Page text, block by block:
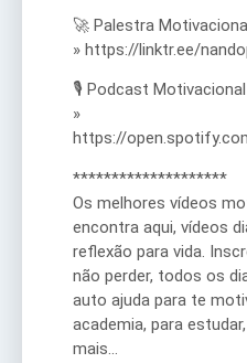
🚀 Palestra
» https://linktr.ee/
🎙️ Podcast
»
https://
********************
Os melhores vídeos
encontra aqui, vídeos
reflexão para vida.
não perder, todos os
auto ajuda para te
academia, para
mais…